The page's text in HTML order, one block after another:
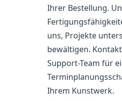
Ihrer Bestellung.
uns, Projekte
bewältigen.
Support-Team für
Ihrem Kunstwerk.